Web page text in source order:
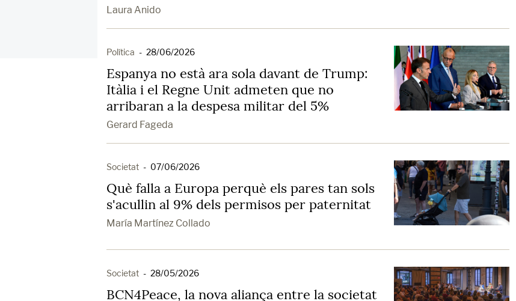
Laura Anido
Política - 28/06/2026
Espanya no està ara sola davant de Trump:
Itàlia i el Regne Unit admeten que no
arribaran a la despesa militar del 5%
Gerard Fageda
Societat - 07/06/2026
Què falla a Europa perquè els pares tan sols
s'acullin al 9% dels permisos per paternitat
María Martínez Collado
Societat - 28/05/2026
BCN4Peace, la nova aliança entre la societat